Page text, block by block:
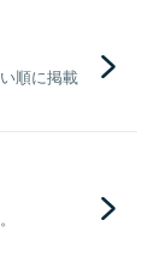
順に掲載